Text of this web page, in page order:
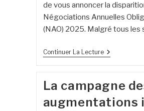
de vous annoncer la
Négociations Annuelles
(NAO) 2025. Malgré tous
Continuer La Lecture
La campagne
augmentations